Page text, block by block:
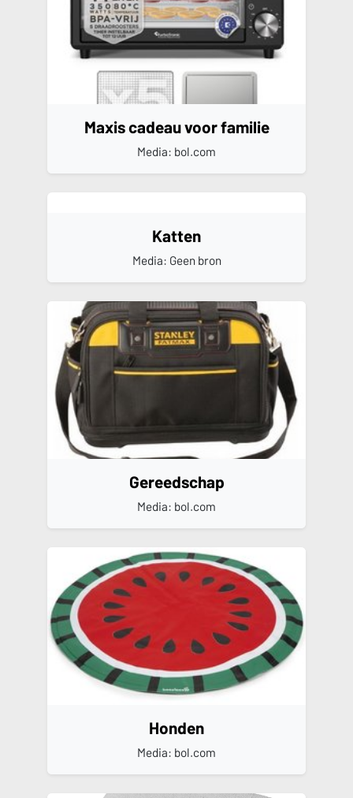
Maxis cadeau voor familie
Media: bol.com
Katten
Media: Geen bron
Gereedschap
Media: bol.com
Honden
Media: bol.com